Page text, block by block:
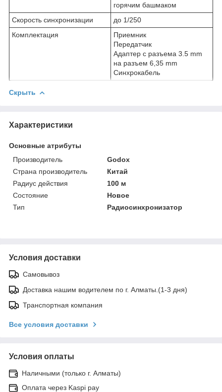
горячим башмаком
Скорость синхронизации
до 1/250
Комплектация
Приемник
Передатчик
Адаптер с разъема 3.5 mm
на разъем 6,35 mm
Синхрокабель
Скрыть
Характеристики
Основные атрибуты
Производитель
Godox
Страна производитель
Китай
Радиус действия
100 м
Состояние
Новое
Тип
Радиосинхронизатор
Условия доставки
Самовывоз
Доставка нашим водителем по г. Алматы.(1-3 дня)
Транспортная компания
Все условия доставки
Условия оплаты
Наличными (только г. Алматы)
Оплата через Kaspi pay